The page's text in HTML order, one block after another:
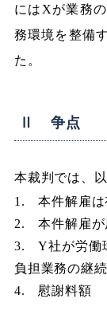
にはXが業務
務環境を整備
た。
Ⅱ 争点
本裁判では、
1. 本件解雇は
2. 本件解雇が
3. Y社が労働
負担業務の継
4. 慰謝料額